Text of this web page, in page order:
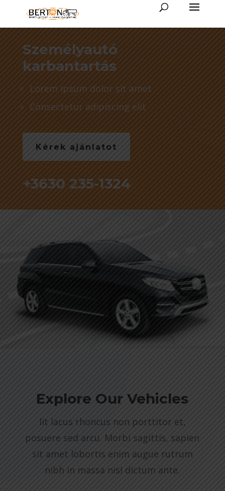
Személyautó
karbantartás
Lorem ipsum dolor sit amet
Consectetur adipiscing elit
Kérek ajánlatot
+3630 235-1324
Explore Our Vehicles
lit lacus rhoncus non porttitor et,
posuere sed arcu. Morbi sagittis, sapien
sit amet lobortis enim augue rutrum
nibh in massa nisl dictum ante.